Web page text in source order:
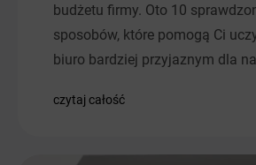
budżetu firmy. Oto 10
sposobów, które pomogą Ci
biuro bardziej przyjaznym dla
czytaj całość